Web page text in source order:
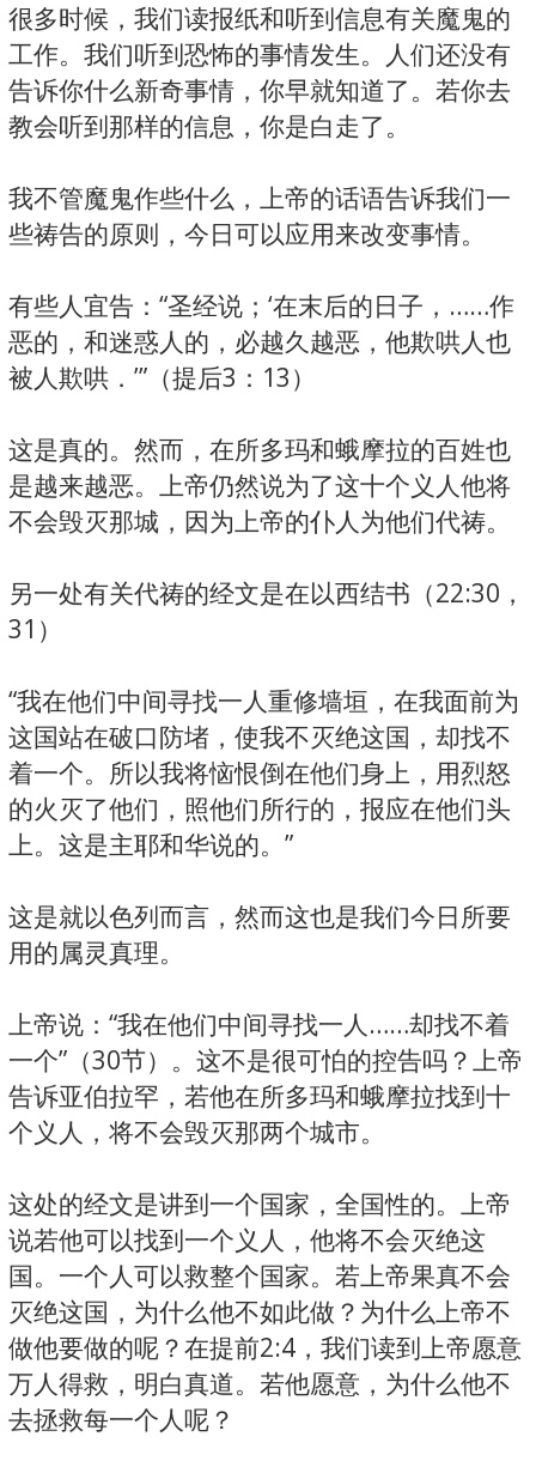
很多时候，我们读报纸和听到信息有关魔鬼的
工作。我们听到恐怖的事情发生。人们还没有
告诉你什么新奇事情，你早就知道了。若你去
教会听到那样的信息，你是白走了。
我不管魔鬼作些什么，上帝的话语告诉我们一
些祷告的原则，今日可以应用来改变事情。
有些人宜告：“圣经说；‘在末后的日子，……作
恶的，和迷惑人的，必越久越恶，他欺哄人也
被人欺哄．’”（提后3：13）
这是真的。然而，在所多玛和蛾摩拉的百姓也
是越来越恶。上帝仍然说为了这十个义人他将
不会毁灭那城，因为上帝的仆人为他们代祷。
另一处有关代祷的经文是在以西结书（22:30，
31）
“我在他们中间寻找一人重修墙垣，在我面前为
这国站在破口防堵，使我不灭绝这国，却找不
着一个。所以我将恼恨倒在他们身上，用烈怒
的火灭了他们，照他们所行的，报应在他们头
上。这是主耶和华说的。”
这是就以色列而言，然而这也是我们今日所要
用的属灵真理。
上帝说：“我在他们中间寻找一人……却找不着
一个”（30节）。这不是很可怕的控告吗？上帝
告诉亚伯拉罕，若他在所多玛和蛾摩拉找到十
个义人，将不会毁灭那两个城市。
这处的经文是讲到一个国家，全国性的。上帝
说若他可以找到一个义人，他将不会灭绝这
国。一个人可以救整个国家。若上帝果真不会
灭绝这国，为什么他不如此做？为什么上帝不
做他要做的呢？在提前2:4，我们读到上帝愿意
万人得救，明白真道。若他愿意，为什么他不
去拯救每一个人呢？